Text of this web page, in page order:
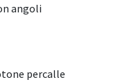
angoli
percalle